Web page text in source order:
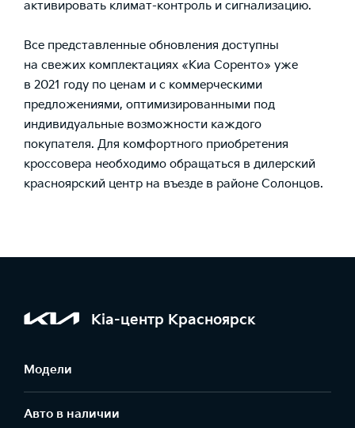
активировать климат-контроль и сигнализацию.
Все представленные обновления доступны
на свежих комплектациях «Киа Соренто» уже
в 2021 году по ценам и с коммерческими
предложениями, оптимизированными под
индивидуальные возможности каждого
покупателя. Для комфортного приобретения
кроссовера необходимо обращаться в дилерский
красноярский центр на въезде в районе Солонцов.
Kia-центр Красноярск
Модели
Авто в наличии